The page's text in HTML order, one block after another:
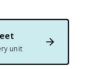
unit